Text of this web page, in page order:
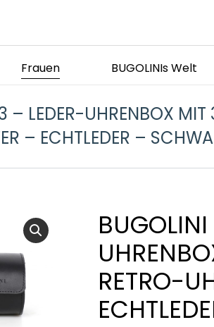
Frauen BUGOLINIs Welt
– LEDER-UHRENBOX MIT
– ECHTLEDER –
RETRO-